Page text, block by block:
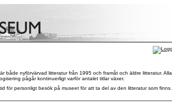
både nyförvärvad litteratur från 1995 och framåt och äldre litteratur. Alla
pågår kontinuerligt varför antalet titlar växer.
för personligt besök på museet för att ta del av den litteratur som finns.